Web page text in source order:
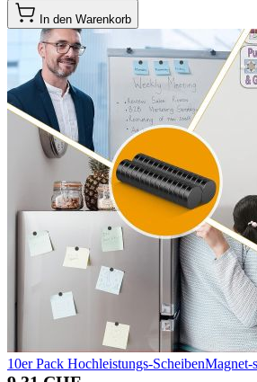
In den Warenkorb
10er Pack Hochleistungs-